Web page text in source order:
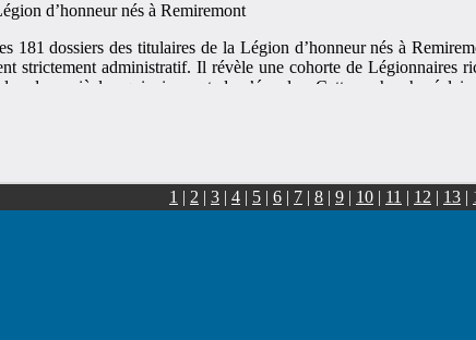
d’honneur nés à Remiremont
181 dossiers des titulaires de la Légion d’honneur nés à
strictement administratif. Il révèle une cohorte de Légionnaires
les deux siècles qui viennent de s’écouler. Cette recherche éclaire
1 | 2 | 3 | 4 | 5 | 6 | 7 | 8 | 9 | 10 | 11 | 12 | 13 |